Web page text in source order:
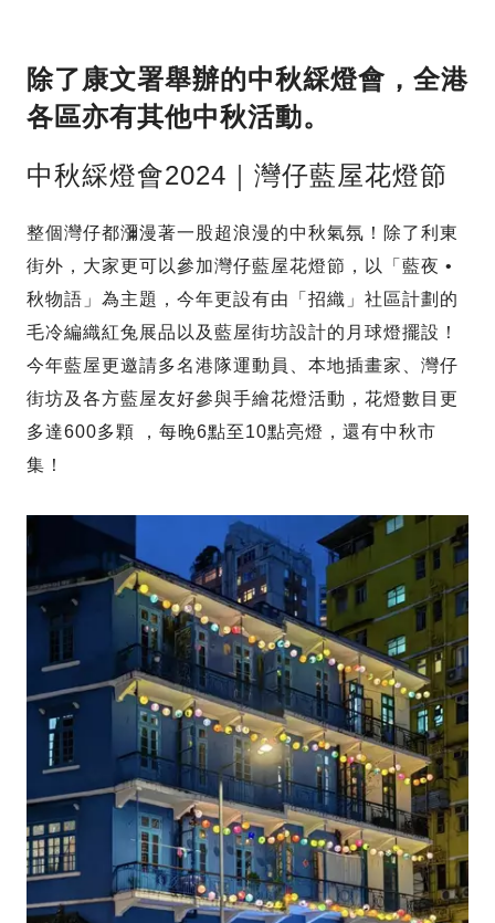
除了康文署舉辦的中秋綵燈會，全港
各區亦有其他中秋活動。
中秋綵燈會2024｜灣仔藍屋花燈節
整個灣仔都瀰漫著一股超浪漫的中秋氣氛！除了利東
街外，大家更可以參加灣仔藍屋花燈節，以「藍夜 •
秋物語」為主題，今年更設有由「招織」社區計劃的
毛冷編織紅兔展品以及藍屋街坊設計的月球燈擺設！
今年藍屋更邀請多名港隊運動員、本地插畫家、灣仔
街坊及各方藍屋友好參與手繪花燈活動，花燈數目更
多達600多顆 ，每晚6點至10點亮燈，還有中秋市
集！